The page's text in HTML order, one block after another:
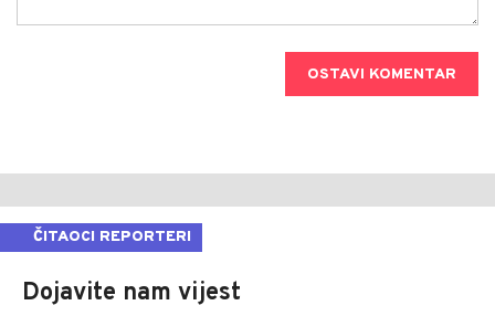
OSTAVI KOMENTAR
ČITAOCI REPORTERI
Dojavite nam vijest